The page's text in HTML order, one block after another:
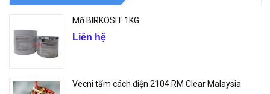
Mỡ BIRKOSIT 1KG
Liên hệ
Vecni tấm cách điện 2104 RM Clear Malaysia